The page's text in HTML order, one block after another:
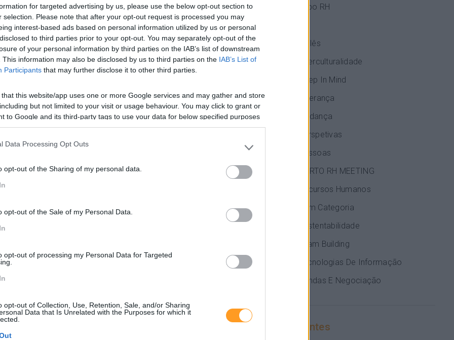
for targeted advertising by us, please use the below opt-out section to
selection. Please note that after your opt-out request is processed you may
interest-based ads based on personal information utilized by us or personal
to third parties prior to your opt-out. You may separately opt-out of the
of your personal information by third parties on the IAB’s list of downstream
This information may also be disclosed by us to third parties on the IAB’s List of
Participants that may further disclose it to other third parties.
that this website/app uses one or more Google services and may gather and store
but not limited to your visit or usage behaviour. You may click to grant or
to Google and its third-party tags to use your data for below specified purposes
consent section.
Data Processing Opt Outs
opt-out of the Sharing of my personal data.
opt-out of the Sale of my Personal Data.
opt-out of processing my Personal Data for Targeted
opt-out of Collection, Use, Retention, Sale, and/or Sharing
Data that Is Unrelated with the Purposes for which it
que nunca,
aumentar salários torna-se importante encontrar outras novas
e se para atrair talento de topo a única coisa que tivesse que mudar
a integrar a lista 30 Under 30 para a Europa, na categoria de
tecnológica que liga as empresas a instituições sociais com
políticas de Responsabilidade Social Corporativa
e ao mesmo tempo
da ‘geração do Milénio’
flexíveis. A perceção de que uma empresa não tem consciência
ambientais parecem ter-se tornado um lugar comum nos últimos 10
geração procura algo novo, e bom, para fazer parte”, defende o
as políticas de Responsabilidade Social Corporativa podem ter nos
forma de atrair e reter talento e como parte de uma
mesmo, com 64% dos CEO de empresas a revelarem que esse tipo
que utilizam esse tipo de políticas para atrair talento.
Expo RH
Inglês
Interculturalidade
Keep In Mind
Liderança
Mudança
Perspetivas
Pessoas
PORTO RH MEETING
Recursos Humanos
Sem Categoria
Sustentabilidade
Team Building
Tecnologias De Informação
Vendas E Negociação
Recentes